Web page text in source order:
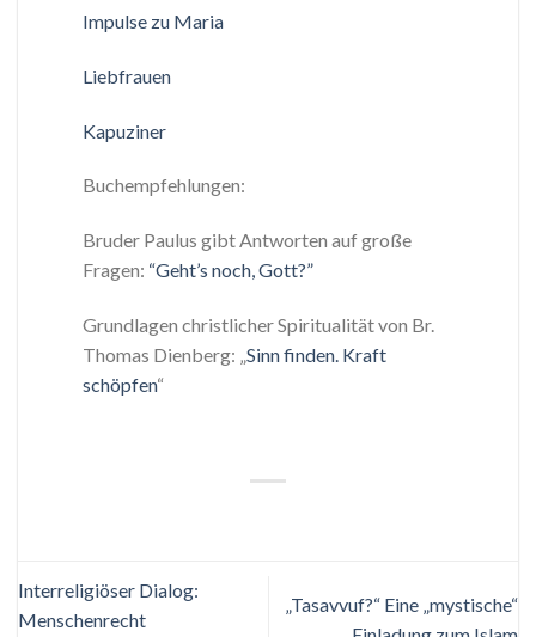
Impulse zu Maria
Liebfrauen
Kapuziner
Buchempfehlungen:
Bruder Paulus gibt Antworten auf große
Fragen: “Geht’s noch, Gott?”
Grundlagen christlicher Spiritualität von Br.
Thomas Dienberg: „Sinn finden. Kraft
schöpfen“
Interreligiöser Dialog:
Menschenrecht
„Tasavvuf?“ Eine „mystische“